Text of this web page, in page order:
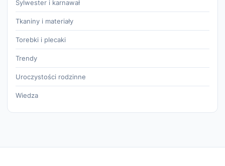
Sylwester i karnawał
Tkaniny i materiały
Torebki i plecaki
Trendy
Uroczystości rodzinne
Wiedza